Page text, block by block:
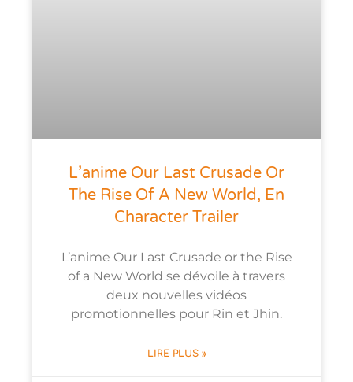
L’anime Our Last Crusade Or
The Rise Of A New World, En
Character Trailer
L’anime Our Last Crusade or the Rise
of a New World se dévoile à travers
deux nouvelles vidéos
promotionnelles pour Rin et Jhin.
LIRE PLUS »